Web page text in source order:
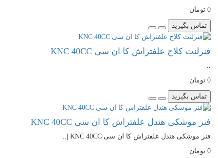
0 تومان
تماس بگیرید
فنرلنت کلاج علفتراش کا ان سی KNC 40CC
..
0 تومان
تماس بگیرید
فنر موشکی هندل علفتراش کا ان سی KNC 40CC
فنر موشکی هندل علفتراش کا ان سی KNC 40CC |..
0 تومان